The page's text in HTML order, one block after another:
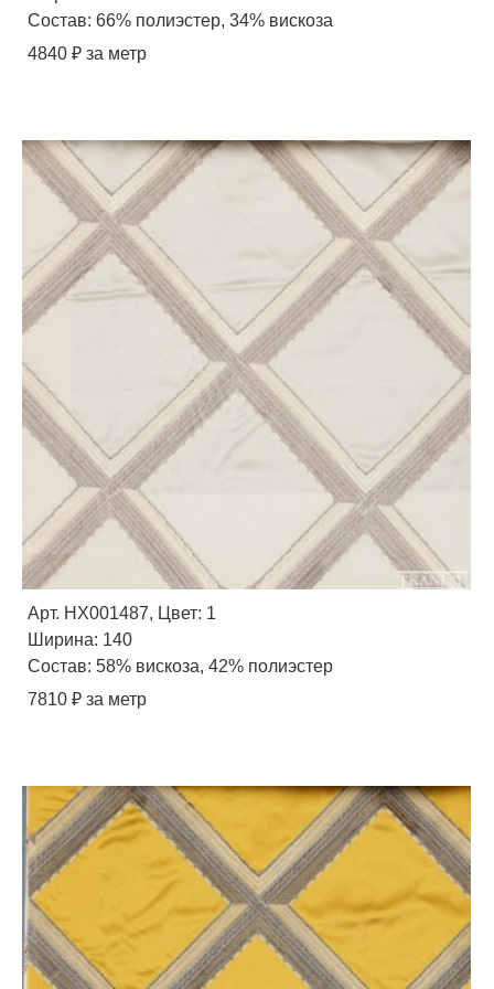
Состав: 66% полиэстер, 34% вискоза
4840 ₽ за метр
Арт. HX001487, Цвет: 1
Ширина: 140
Состав: 58% вискоза, 42% полиэстер
7810 ₽ за метр